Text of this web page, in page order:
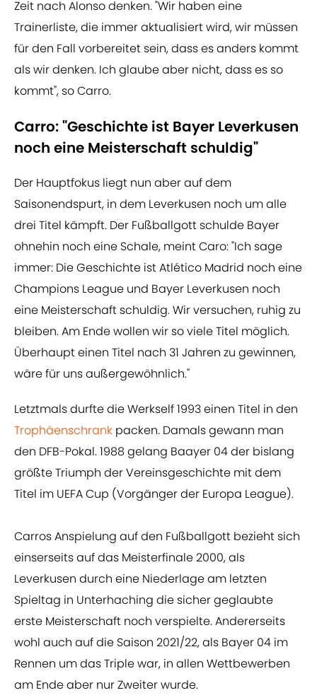
Zeit nach Alonso denken. "Wir haben eine
Trainerliste, die immer aktualisiert wird, wir müssen
für den Fall vorbereitet sein, dass es anders kommt
als wir denken. Ich glaube aber nicht, dass es so
kommt", so Carro.
Carro: "Geschichte ist Bayer Leverkusen
noch eine Meisterschaft schuldig"
Der Hauptfokus liegt nun aber auf dem
Saisonendspurt, in dem Leverkusen noch um alle
drei Titel kämpft. Der Fußballgott schulde Bayer
ohnehin noch eine Schale, meint Caro: "Ich sage
immer: Die Geschichte ist Atlético Madrid noch eine
Champions League und Bayer Leverkusen noch
eine Meisterschaft schuldig. Wir versuchen, ruhig zu
bleiben. Am Ende wollen wir so viele Titel möglich.
Überhaupt einen Titel nach 31 Jahren zu gewinnen,
wäre für uns außergewöhnlich."
Letztmals durfte die Werkself 1993 einen Titel in den
Trophäenschrank packen. Damals gewann man
den DFB-Pokal. 1988 gelang Baayer 04 der bislang
größte Triumph der Vereinsgeschichte mit dem
Titel im UEFA Cup (Vorgänger der Europa League).
Carros Anspielung auf den Fußballgott bezieht sich
einserseits auf das Meisterfinale 2000, als
Leverkusen durch eine Niederlage am letzten
Spieltag in Unterhaching die sicher geglaubte
erste Meisterschaft noch verspielte. Andererseits
wohl auch auf die Saison 2021/22, als Bayer 04 im
Rennen um das Triple war, in allen Wettbewerben
am Ende aber nur Zweiter wurde.